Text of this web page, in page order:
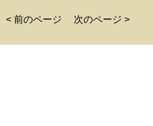
< 前のページ 次のページ >